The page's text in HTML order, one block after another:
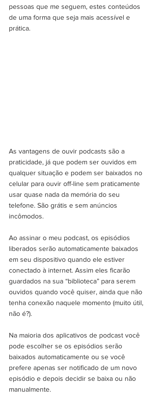
pessoas que me seguem, estes conteúdos
de uma forma que seja mais acessível e
prática.
As vantagens de ouvir podcasts são a
praticidade, já que podem ser ouvidos em
qualquer situação e podem ser baixados no
celular para ouvir off-line sem praticamente
usar quase nada da memória do seu
telefone. São grátis e sem anúncios
incômodos.
Ao assinar o meu podcast, os episódios
liberados serão automaticamente baixados
em seu dispositivo quando ele estiver
conectado à internet. Assim eles ficarão
guardados na sua “biblioteca” para serem
ouvidos quando você quiser, ainda que não
tenha conexão naquele momento (muito útil,
não é?).
Na maioria dos aplicativos de podcast você
pode escolher se os episódios serão
baixados automaticamente ou se você
prefere apenas ser notificado de um novo
episódio e depois decidir se baixa ou não
manualmente.